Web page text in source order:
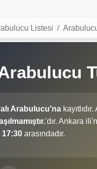
Listesi
Arabulucu'na
'dır. Ankara
17:30 arasındadır.